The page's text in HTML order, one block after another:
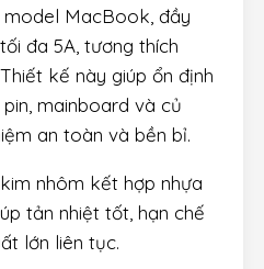
MacBook, đầy
đa 5A, tương thích
kế này giúp ổn định
mainboard và củ
an toàn và bền bỉ.
nhôm kết hợp nhựa
tản nhiệt tốt, hạn chế
lớn liên tục.